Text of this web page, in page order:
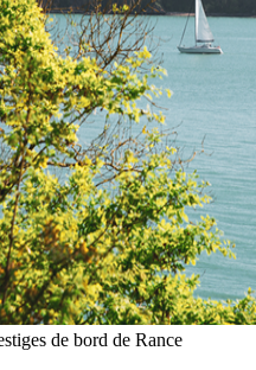
de bord de Rance